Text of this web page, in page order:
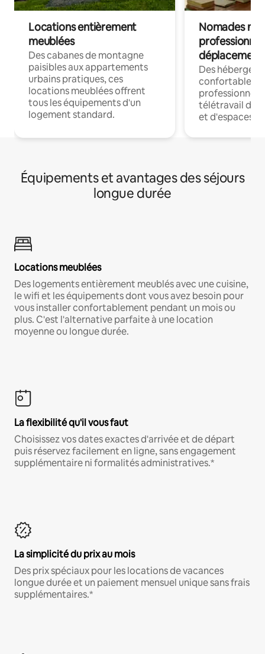
Locations entièrement
meublées
Des cabanes de montagne
paisibles aux appartements
urbains pratiques, ces
locations meublées offrent
tous les équipements d'un
logement standard.
Nomades
déplacement
Des
confortables
professionnels
télétravail
et d'espaces
Équipements et avantages des séjours
longue durée
Locations meublées
Des logements entièrement meublés avec une cuisine,
le wifi et les équipements dont vous avez besoin pour
vous installer confortablement pendant un mois ou
plus. C'est l'alternative parfaite à une location
moyenne ou longue durée.
La flexibilité qu'il vous faut
Choisissez vos dates exactes d'arrivée et de départ
puis réservez facilement en ligne, sans engagement
supplémentaire ni formalités administratives.*
La simplicité du prix au mois
Des prix spéciaux pour les locations de vacances
longue durée et un paiement mensuel unique sans frais
supplémentaires.*